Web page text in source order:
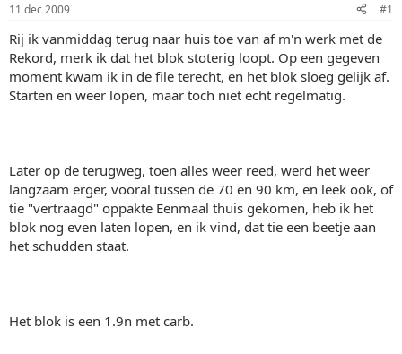
a
r
t
e
r
u
m
11 dec 2009 #1
Rij ik vanmiddag terug naar huis toe van af m'n werk met de
Rekord, merk ik dat het blok stoterig loopt. Op een gegeven
moment kwam ik in de file terecht, en het blok sloeg gelijk af.
Starten en weer lopen, maar toch niet echt regelmatig.
Later op de terugweg, toen alles weer reed, werd het weer
langzaam erger, vooral tussen de 70 en 90 km, en leek ook, of
tie "vertraagd" oppakte Eenmaal thuis gekomen, heb ik het
blok nog even laten lopen, en ik vind, dat tie een beetje aan
het schudden staat.
Het blok is een 1.9n met carb.